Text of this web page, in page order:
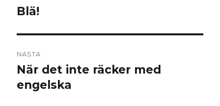
Föregående
Blä!
NÄSTA
Nästa
inlägg:
När det inte räcker med
engelska